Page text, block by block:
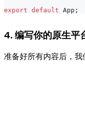
export default App ;
4. 编写你的原生平
准备好所有内容后，